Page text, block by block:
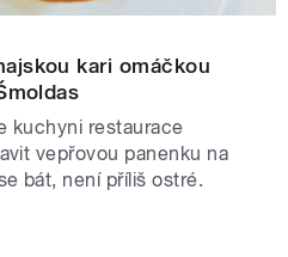
kari omáčkou
kuchyni restaurace
vepřovou panenku na
bát, není příliš ostré.